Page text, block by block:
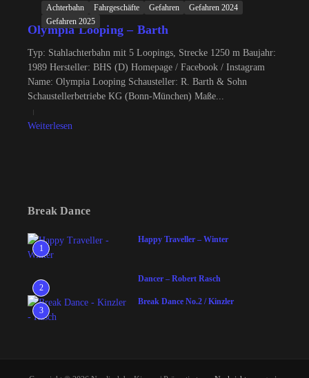
Achterbahn Fahrgeschäfte Gefahren
Gefahren 2024
Gefahren 2025
Olympia Looping – Barth
Typ: Stahlachterbahn mit 5 Loopings, Strecke 1250 m Baujahr:
1989 Hersteller: BHS (D) Homepage / Facebook / Instagram
Name: Olympia Looping Schausteller: R. Barth & Sohn
Schaustellerbetriebe KG (Bonn-München) Maße...
Weiterlesen
Break Dance
1
Happy Traveller – Winter
2
Dancer – Robert Rasch
3
Break Dance No.2 / Kinzler